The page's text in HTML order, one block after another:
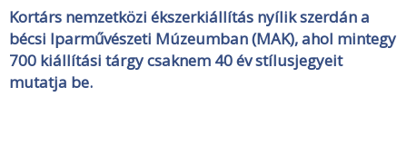
Kortárs nemzetközi ékszerkiállítás nyílik szerdán a
bécsi Iparművészeti Múzeumban (MAK), ahol mintegy
700 kiállítási tárgy csaknem 40 év stílusjegyeit
mutatja be.